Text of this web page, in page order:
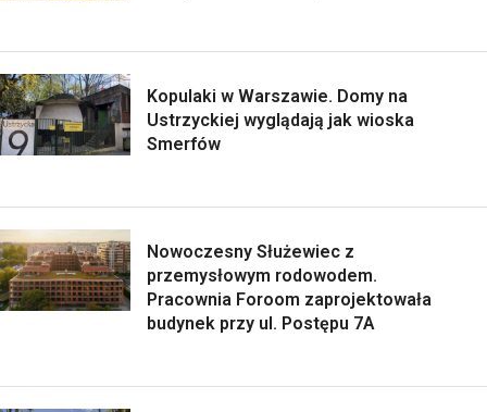
Kopulaki w Warszawie. Domy na
Ustrzyckiej wyglądają jak wioska
Smerfów
Nowoczesny Służewiec z
przemysłowym rodowodem.
Pracownia Foroom zaprojektowała
budynek przy ul. Postępu 7A